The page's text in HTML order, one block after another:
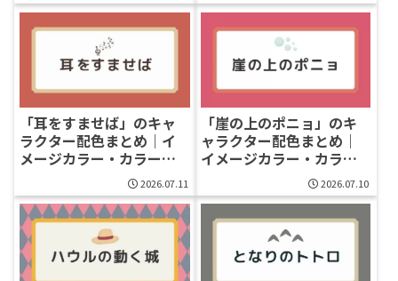
「耳をすませば」のキャ
ラクター配色まとめ｜イ
メージカラー・カラーコ
2026.07.11
「崖の上のポニョ」のキ
ャラクター配色まとめ｜
イメージカラー・カラー
2026.07.10